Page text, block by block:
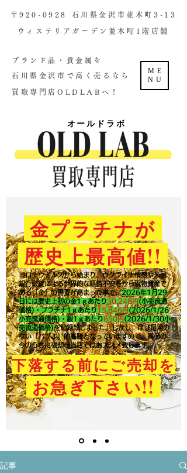
ME
NU
金プラチナが
歴史上最高値!!
コロナウイルスから始まり、ウクライナ情勢や米国
銀行破綻による世界的な経済不安等から現物資産で
ある「金」の需要が高まった事で、2026年1月29
日には歴史上初の金1ｇあたり30,248円 (小売流通
価格)・プラチナ1ｇあたり15,846円 (2026/1/26
小売流通価格)・銀1ｇあたり650円 (2026/1/30小
売流通価格)を記録致しました。​しかし、ほぼ足場の
ない「バブル」的高騰となっていますので、高値の
今のうちに売却を当店ではおススメ致します。
下落する前にご売却を
お急ぎ下さい!!
​〒920-0928 石川県金沢市並木町3-13
ウィステリアガーデン並木町1階店舗​
ブランド品・貴金属を
石川県金沢市で高く売るなら
買取専門店OLDLABへ！
オールドラボ
記事